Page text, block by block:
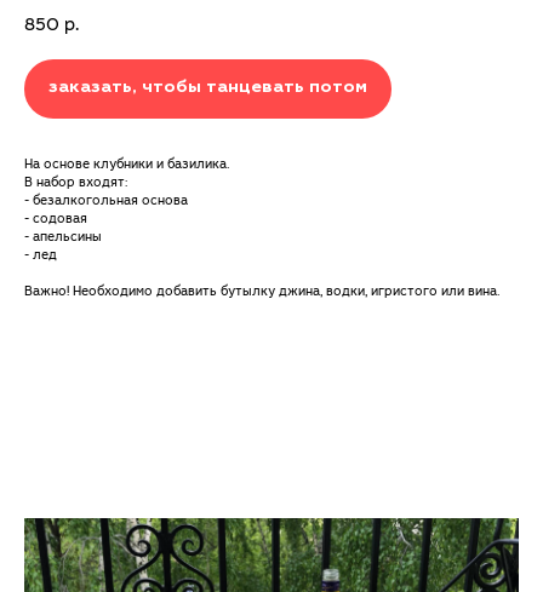
850 р.
заказать, чтобы танцевать потом
На основе клубники и базилика.
В набор входят:
- безалкогольная основа
- содовая
- апельсины
- лед
Важно! Необходимо добавить бутылку джина, водки, игристого или вина.